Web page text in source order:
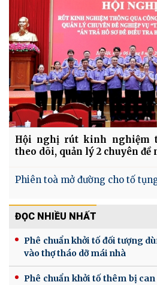
Hội nghị rút kinh nghiệm
theo dõi, quản lý 2 chuyên đề
Phiên toà mở đường cho tố
ĐỌC NHIỀU NHẤT
Phê chuẩn khởi tố đối tượng
vào thợ tháo dỡ mái nhà
Phê chuẩn khởi tố thêm bị